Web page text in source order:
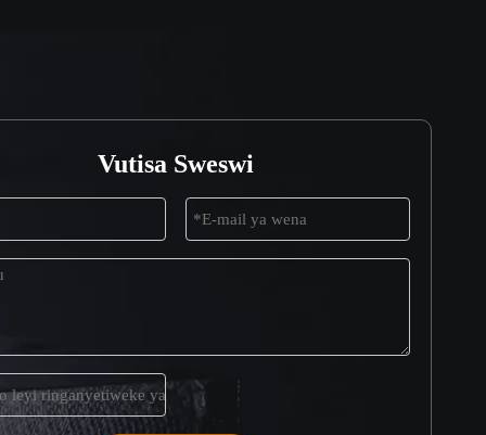
Vutisa Sweswi